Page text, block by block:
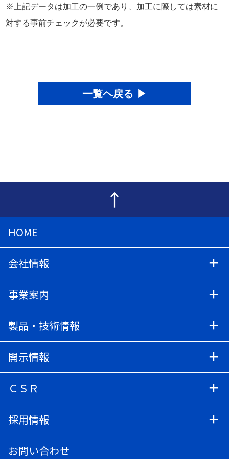
※上記データは加工の一例であり、加工に際しては素材に
対する事前チェックが必要です。
一覧ヘ戻る ▶
↑
HOME
会社情報
事業案内
製品・技術情報
開示情報
ＣＳＲ
採用情報
お問い合わせ